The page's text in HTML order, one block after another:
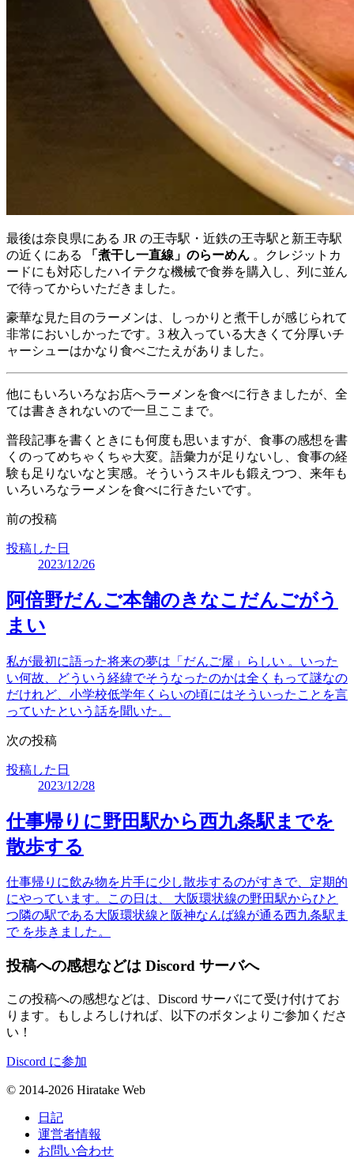
最後は奈良県にある JR の王寺駅・近鉄の王寺駅と新王寺駅
の近くにある
「煮干し一直線」のらーめん 。クレジットカ
ードにも対応したハイテクな機械で食券を購入し、列に並ん
で待ってからいただきました。
豪華な見た目のラーメンは、しっかりと煮干しが感じられて
非常においしかったです。3 枚入っている大きくて分厚いチ
ャーシューはかなり食べごたえがありました。
他にもいろいろなお店へラーメンを食べに行きましたが、全
ては書ききれないので一旦ここまで。
普段記事を書くときにも何度も思いますが、食事の感想を書
くのってめちゃくちゃ大変。語彙力が足りないし、食事の経
験も足りないなと実感。そういうスキルも鍛えつつ、来年も
いろいろなラーメンを食べに行きたいです。
前の投稿
投稿した日
2023/12/26
阿倍野だんご本舗のきなこだんごがう
まい
私が最初に語った将来の夢は「だんご屋」らしい 。いった
い何故、どういう経緯でそうなったのかは全くもって謎なの
だけれど、小学校低学年くらいの頃にはそういったことを言
っていたという話を聞いた。
次の投稿
投稿した日
2023/12/28
仕事帰りに野田駅から西九条駅までを
散歩する
仕事帰りに飲み物を片手に少し散歩するのがすきで、定期的
にやっています。この日は、 大阪環状線の野田駅からひと
つ隣の駅である大阪環状線と阪神なんば線が通る西九条駅ま
で を歩きました。
投稿への感想などは Discord サーバへ
この投稿への感想などは、Discord サーバにて受け付けてお
ります。もしよろしければ、以下のボタンよりご参加くださ
い！
Discord に参加
© 2014-2026 Hiratake Web
日記
運営者情報
お問い合わせ